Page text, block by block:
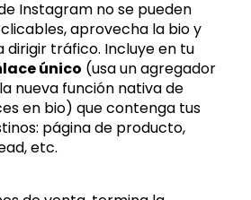
Instagram no se pueden
aprovecha la bio y
dirigir tráfico. Incluye en tu
único (usa un agregador
nueva función nativa de
en bio) que contenga tus
página de producto,
etc.